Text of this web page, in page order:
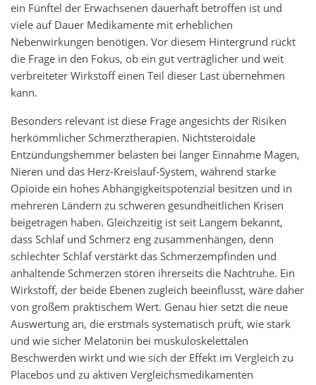
ein Fünftel der Erwachsenen dauerhaft betroffen ist und
viele auf Dauer Medikamente mit erheblichen
Nebenwirkungen benötigen. Vor diesem Hintergrund rückt
die Frage in den Fokus, ob ein gut verträglicher und weit
verbreiteter Wirkstoff einen Teil dieser Last übernehmen
kann.
Besonders relevant ist diese Frage angesichts der Risiken
herkömmlicher Schmerztherapien. Nichtsteroidale
Entzündungshemmer belasten bei langer Einnahme Magen,
Nieren und das Herz-Kreislauf-System, während starke
Opioide ein hohes Abhängigkeitspotenzial besitzen und in
mehreren Ländern zu schweren gesundheitlichen Krisen
beigetragen haben. Gleichzeitig ist seit Langem bekannt,
dass Schlaf und Schmerz eng zusammenhängen, denn
schlechter Schlaf verstärkt das Schmerzempfinden und
anhaltende Schmerzen stören ihrerseits die Nachtruhe. Ein
Wirkstoff, der beide Ebenen zugleich beeinflusst, wäre daher
von großem praktischem Wert. Genau hier setzt die neue
Auswertung an, die erstmals systematisch prüft, wie stark
und wie sicher Melatonin bei muskuloskelettalen
Beschwerden wirkt und wie sich der Effekt im Vergleich zu
Placebos und zu aktiven Vergleichsmedikamenten